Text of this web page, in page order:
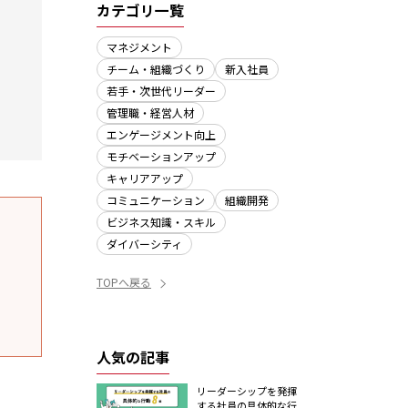
カテゴリ一覧
マネジメント
チーム・組織づくり
新入社員
若手・次世代リーダー
管理職・経営人材
エンゲージメント向上
モチベーションアップ
キャリアアップ
コミュニケーション
組織開発
ビジネス知識・スキル
ダイバーシティ
TOPへ戻る
人気の記事
リーダーシップを発揮